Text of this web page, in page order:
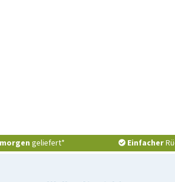
morgen geliefert* Einfacher